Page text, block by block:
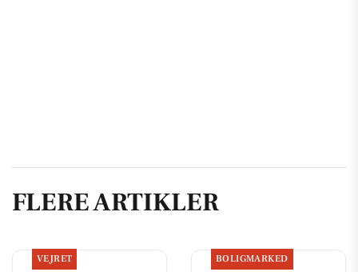
FLERE ARTIKLER
VEJRET BOLIGMARKED